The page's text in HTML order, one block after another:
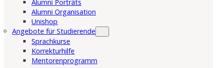
Alumni Porträts
Alumni Organisation
Unishop
Angebote für Studierende
Sprachkurse
Korrekturhilfe
Mentorenprogramm